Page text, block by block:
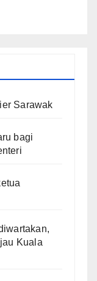
Sarawak
bagi
Kuala